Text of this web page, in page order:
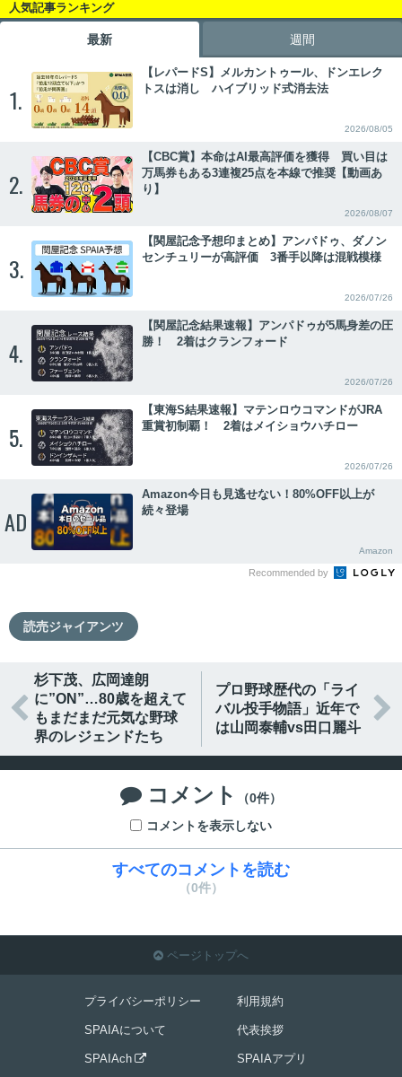
人気記事ランキング
最新 週間
1.
【レパードS】メルカントゥール、ドンエレク
トスは消し ハイブリッド式消去法
2026/08/05
2.
【CBC賞】本命はAI最高評価を獲得 買い目は
万馬券もある3連複25点を本線で推奨【動画あ
り】
2026/08/07
3.
【関屋記念予想印まとめ】アンパドゥ、ダノン
センチュリーが高評価 3番手以降は混戦模様
2026/07/26
4.
【関屋記念結果速報】アンパドゥが5馬身差の圧
勝！ 2着はクランフォード
2026/07/26
5.
【東海S結果速報】マテンロウコマンドがJRA
重賞初制覇！ 2着はメイショウハチロー
2026/07/26
AD
Amazon今日も見逃せない！80%OFF以上が
続々登場
Amazon
Recommended by
読売ジャイアンツ

杉下茂、広岡達朗
に”ON”…80歳を超えて
もまだまだ元気な野球
界のレジェンドたち
プロ野球歴代の「ライ
バル投手物語」近年で
は山岡泰輔vs田口麗斗

 コメント
（0件）
コメントを表示しない
すべてのコメントを読む
（0件）
 ページトップへ
プライバシーポリシー
SPAIAについて
SPAIAch 
利用規約
代表挨拶
SPAIAアプリ